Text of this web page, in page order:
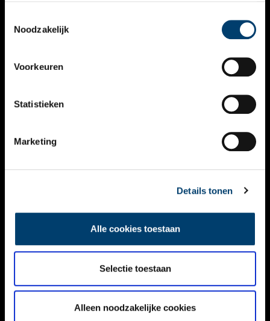
Noodzakelijk
Voorkeuren
Statistieken
Marketing
Details tonen
Alle cookies toestaan
Selectie toestaan
Alleen noodzakelijke cookies
ACTIVITEITEN
NIEUWSBRIEF
DISCLAIMER
TOEGANKELIJKHEID
Volg ONH op social media